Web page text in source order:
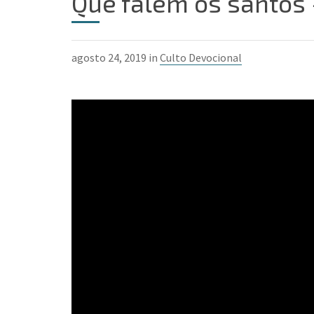
agosto 24, 2019 in Culto Devocional